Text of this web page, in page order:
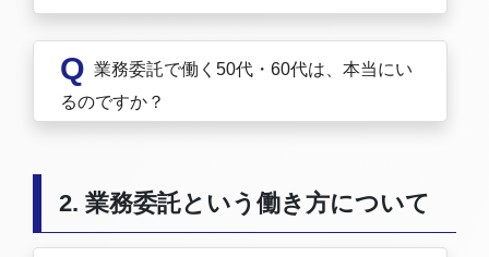
Q 業務委託で働く50代・60代は、本当にい
るのですか？
2. 業務委託という働き方について